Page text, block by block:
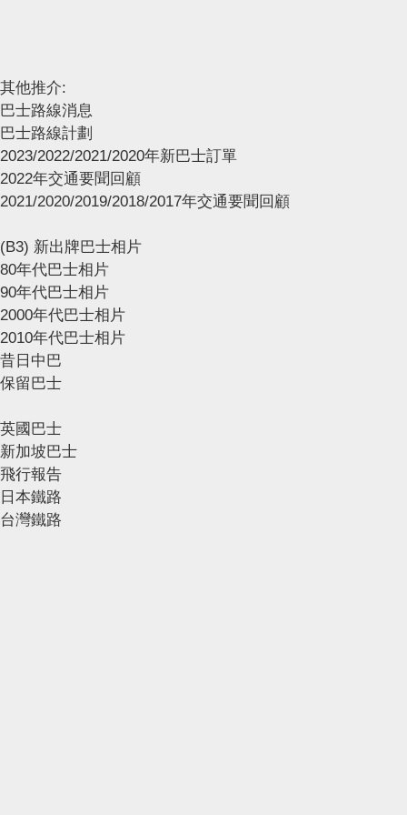
其他推介:
巴士路線消息
巴士路線計劃
2023/2022/2021/2020年新巴士訂單
2022年交通要聞回顧
2021/2020/2019/2018/2017年交通要聞回顧
(B3) 新出牌巴士相片
80年代巴士相片
90年代巴士相片
2000年代巴士相片
2010年代巴士相片
昔日中巴
保留巴士
英國巴士
新加坡巴士
飛行報告
日本鐵路
台灣鐵路